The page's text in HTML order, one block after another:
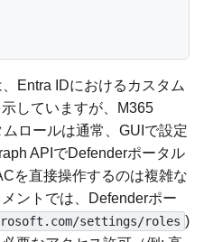
Entra IDにおけるカスタム
していますが、M365
ロールは通常、GUIで設定
APIでDefenderポータル
を直接操作するのは複雑な
ントでは、Defenderポー
settings/roles )